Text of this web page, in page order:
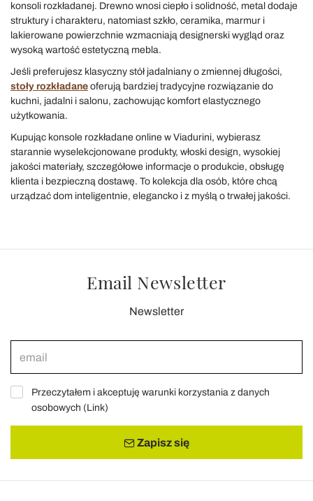
konsoli rozkładanej. Drewno wnosi ciepło i solidność, metal dodaje
struktury i charakteru, natomiast szkło, ceramika, marmur i
lakierowane powierzchnie wzmacniają designerski wygląd oraz
wysoką wartość estetyczną mebla.
Jeśli preferujesz klasyczny stół jadalniany o zmiennej długości,
stoły rozkładane oferują bardziej tradycyjne rozwiązanie do
kuchni, jadalni i salonu, zachowując komfort elastycznego
użytkowania.
Kupując konsole rozkładane online w Viadurini, wybierasz
starannie wyselekcjonowane produkty, włoski design, wysokiej
jakości materiały, szczegółowe informacje o produkcie, obsługę
klienta i bezpieczną dostawę. To kolekcja dla osób, które chcą
urządzać dom inteligentnie, elegancko i z myślą o trwałej jakości.
Email Newsletter
Newsletter
Przeczytałem i akceptuję warunki korzystania z danych
osobowych (Link)
Zapisz się